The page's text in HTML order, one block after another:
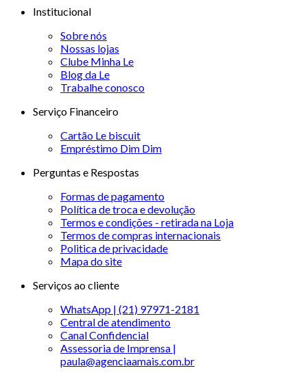
Institucional
Sobre nós
Nossas lojas
Clube Minha Le
Blog da Le
Trabalhe conosco
Serviço Financeiro
Cartão Le biscuit
Empréstimo Dim Dim
Perguntas e Respostas
Formas de pagamento
Política de troca e devolução
Termos e condições - retirada na Loja
Termos de compras internacionais
Politica de privacidade
Mapa do site
Serviços ao cliente
WhatsApp | (21) 97971-2181
Central de atendimento
Canal Confidencial
Assessoria de Imprensa |
paula@agenciaamais.com.br